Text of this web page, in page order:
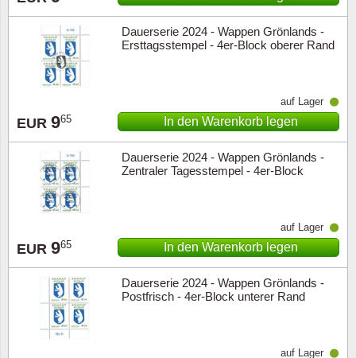
Dauerserie 2024 - Wappen Grönlands -
Ersttagsstempel - 4er-Block oberer Rand
EUR 965
auf Lager
In den Warenkorb legen
Dauerserie 2024 - Wappen Grönlands -
Zentraler Tagesstempel - 4er-Block
EUR 965
auf Lager
In den Warenkorb legen
Dauerserie 2024 - Wappen Grönlands -
Postfrisch - 4er-Block unterer Rand
auf Lager